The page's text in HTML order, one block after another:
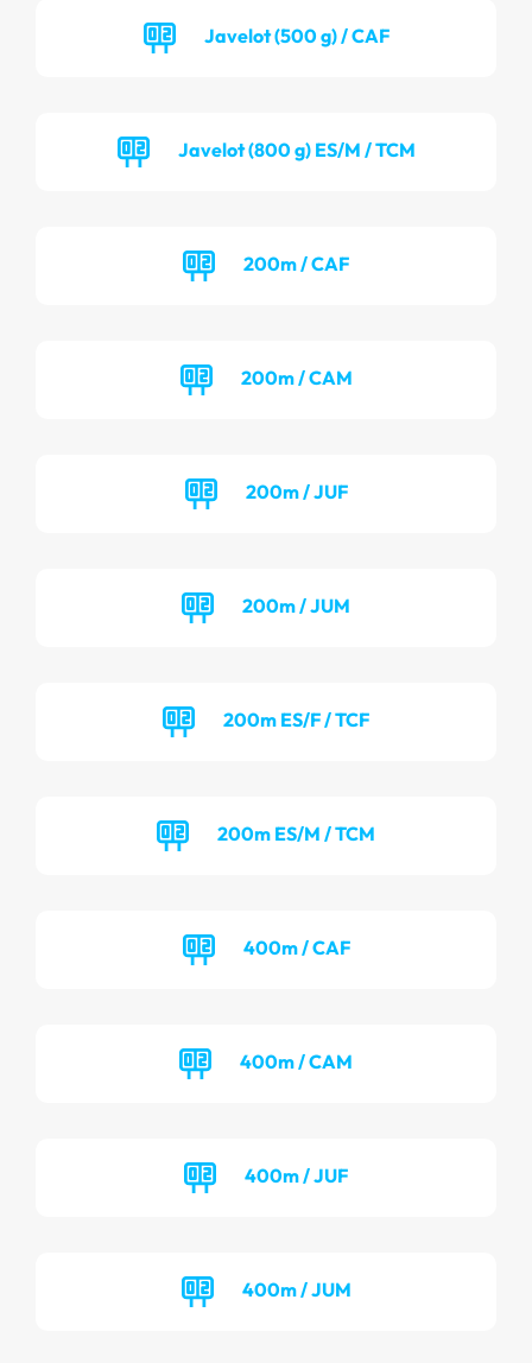
Javelot (500 g) / CAF
Javelot (800 g) ES/M / TCM
200m / CAF
200m / CAM
200m / JUF
200m / JUM
200m ES/F / TCF
200m ES/M / TCM
400m / CAF
400m / CAM
400m / JUF
400m / JUM